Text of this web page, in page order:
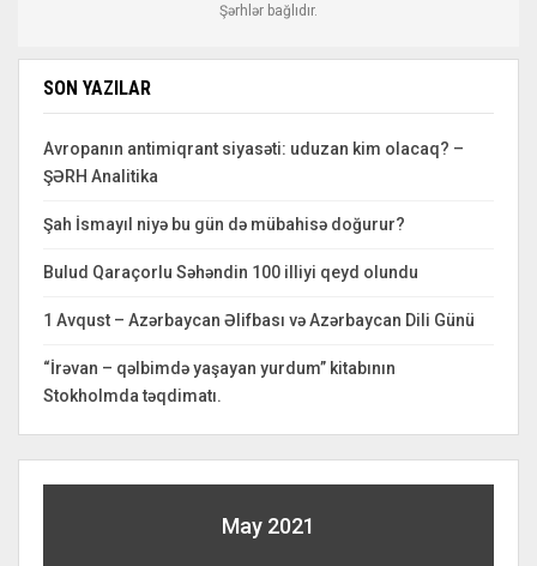
Şərhlər bağlıdır.
SON YAZILAR
Avropanın antimiqrant siyasəti: uduzan kim olacaq? –
ŞƏRH Analitika
Şah İsmayıl niyə bu gün də mübahisə doğurur?
Bulud Qaraçorlu Səhəndin 100 illiyi qeyd olundu
1 Avqust – Azərbaycan Əlifbası və Azərbaycan Dili Günü
“İrəvan – qəlbimdə yaşayan yurdum” kitabının
Stokholmda təqdimatı.
May 2021